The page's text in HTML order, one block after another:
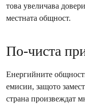
това увеличава
местната общност.
По-чиста
Енергийните
емисии, защото
страна произвеждат